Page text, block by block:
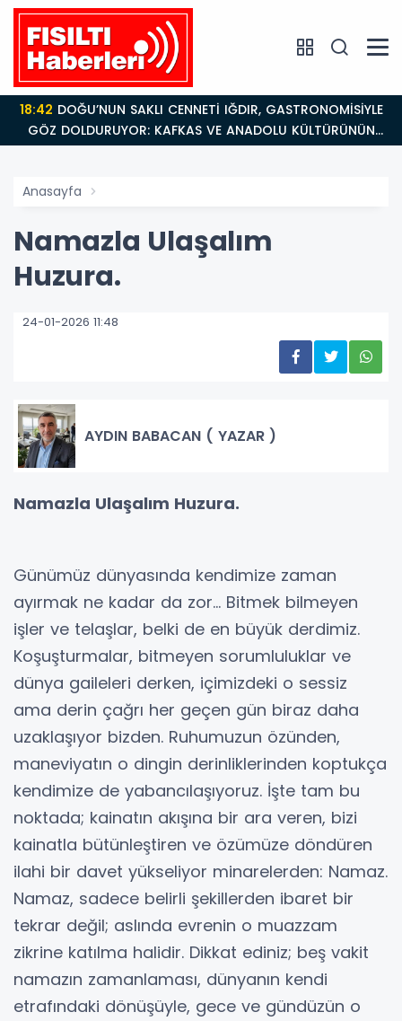
18:42
GÖZ DOLDURUYOR: KAFKAS VE ANADOLU KÜLTÜRÜNÜN
BULUŞMA NOKTASI
Anasayfa
Namazla Ulaşalım
Huzura.
24-01-2026 11:48
AYDIN BABACAN ( YAZAR )
Namazla Ulaşalım Huzura.
​Günümüz dünyasında kendimize zaman
ayırmak ne kadar da zor... Bitmek bilmeyen
işler ve telaşlar, belki de en büyük derdimiz.
Koşuşturmalar, bitmeyen sorumluluklar ve
dünya gaileleri derken, içimizdeki o sessiz
ama derin çağrı her geçen gün biraz daha
uzaklaşıyor bizden. Ruhumuzun özünden,
maneviyatın o dingin derinliklerinden koptukça
kendimize de yabancılaşıyoruz. İşte tam bu
noktada; kainatın akışına bir ara veren, bizi
kainatla bütünleştiren ve özümüze döndüren
ilahi bir davet yükseliyor minarelerden: Namaz.
​Namaz, sadece belirli şekillerden ibaret bir
tekrar değil; aslında evrenin o muazzam
zikrine katılma halidir. Dikkat ediniz; beş vakit
namazın zamanlaması, dünyanın kendi
etrafındaki dönüşüyle, gece ve gündüzün o